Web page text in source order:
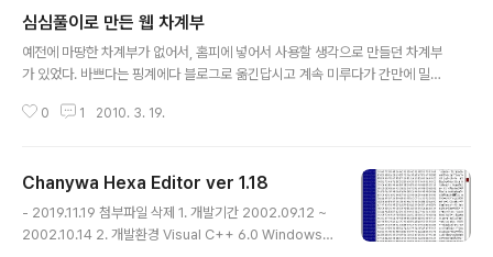
폰의 통신관련 테스트를 하기 위해 데이터 조작을 하거나
혹은 특정 데이터를 확인하고자 할때는 상당한 제약이 있
습니다. 그래서 카드리더기를 통해서 편리하게 액세스할
램일수록 엄청난 가격을 부르더군요. (2년간 3000 유로,
심심풀이로 만든 웹 차계부
예전에 마땅한 차계부가 없어서, 홈피에 넣어서 사용할 생각으로 만들던 차계부
가 있었다. 바쁘다는 핑계에다 블로그로 옮긴답시고 계속 미루다가 간만에 밀렸
들던 차계부를 약간 손보고 데이터도 입력해보았다. 다른 사람에게 서비스할 정
주유량 주행거리 연 비 비 용 2005 2 회 93.23 ℓ 502 ㎞ 5.38 ㎞/ℓ 13.5
0 만원 2006 37 회 1,319.83 ℓ 11,962 ㎞ 9.06 ㎞/ℓ 194.40 만원 200
7 43 회 1,238.12 ℓ 12,098 ㎞ 9..
0 1 2010. 3. 19.
Chanywa Hexa Editor ver 1.18
- 2019.11.19 첨부파일 삭제 1. 개발기간 2002.09.12 ~
2002.10.14 2. 개발환경 Visual C++ 6.0 Windows 2